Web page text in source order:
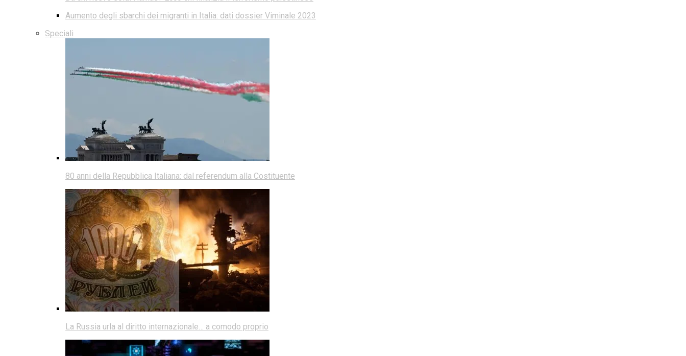
Aumento degli sbarchi dei migranti in Italia: dati dossier Viminale 2023
Speciali
80 anni della Repubblica Italiana: dal referendum alla Costituente
La Russia urla al diritto internazionale… a comodo proprio